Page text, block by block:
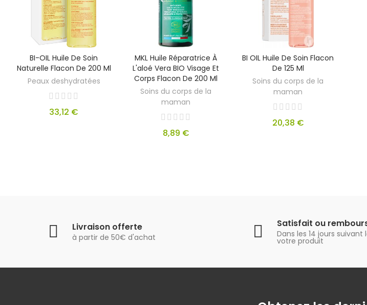
BI-OIL Huile De Soin
Naturelle Flacon De 200 Ml
Peaux deshydratées
33,12 €
MKL Huile Réparatrice À
L'aloé Vera BIO Visage Et
Corps Flacon De 200 Ml
Soins du corps de la
maman
8,89 €
BI OIL Huile De Soin Flacon
De 125 Ml
Soins du corps de la
maman
20,38 €
Livraison offerte
à partir de 50€ d'achat
Satisfait ou
Dans les 14 jours
votre produit